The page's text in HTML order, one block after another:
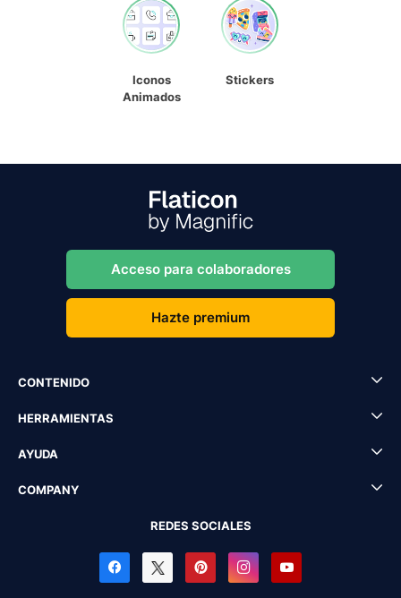
Iconos
Animados
Stickers
Acceso para colaboradores
Hazte premium
CONTENIDO
HERRAMIENTAS
AYUDA
COMPANY
REDES SOCIALES